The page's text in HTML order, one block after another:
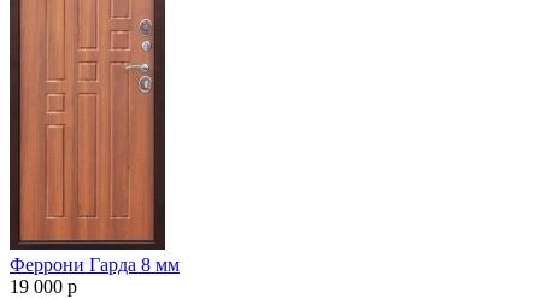
Феррони Гарда 8 мм
19 000 p